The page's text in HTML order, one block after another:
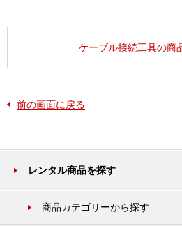
ケーブル接続工具の商
前の画面に戻る
レンタル商品を探す
商品カテゴリーから探す